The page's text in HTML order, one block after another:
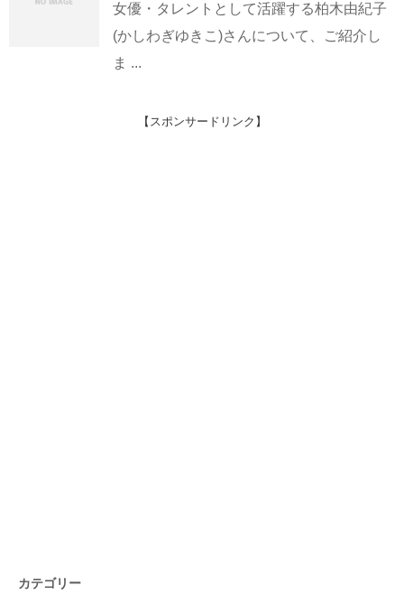
女優・タレントとして活躍する柏木由紀子
(かしわぎゆきこ)さんについて、ご紹介し
ま ...
【スポンサードリンク】
カテゴリー